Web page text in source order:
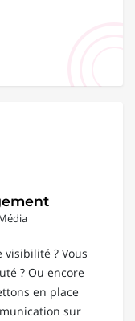
visibilité ? Vous
? Ou encore
en place
sur